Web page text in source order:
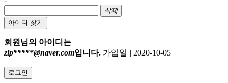
삭제
아이디 찾기
회원님의 아이디는
zip*****@naver.com입니다. 가입일 | 2020-10-05
로그인